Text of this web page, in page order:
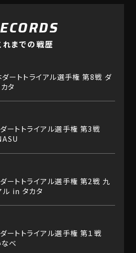
れまでの戦歴
ートトライアル選手権 第8戦 ダ
タ
ートトライアル選手権 第3戦
ートトライアル選手権 第2戦 九
ル in タカタ
ートトライアル選手権 第１戦
なべ